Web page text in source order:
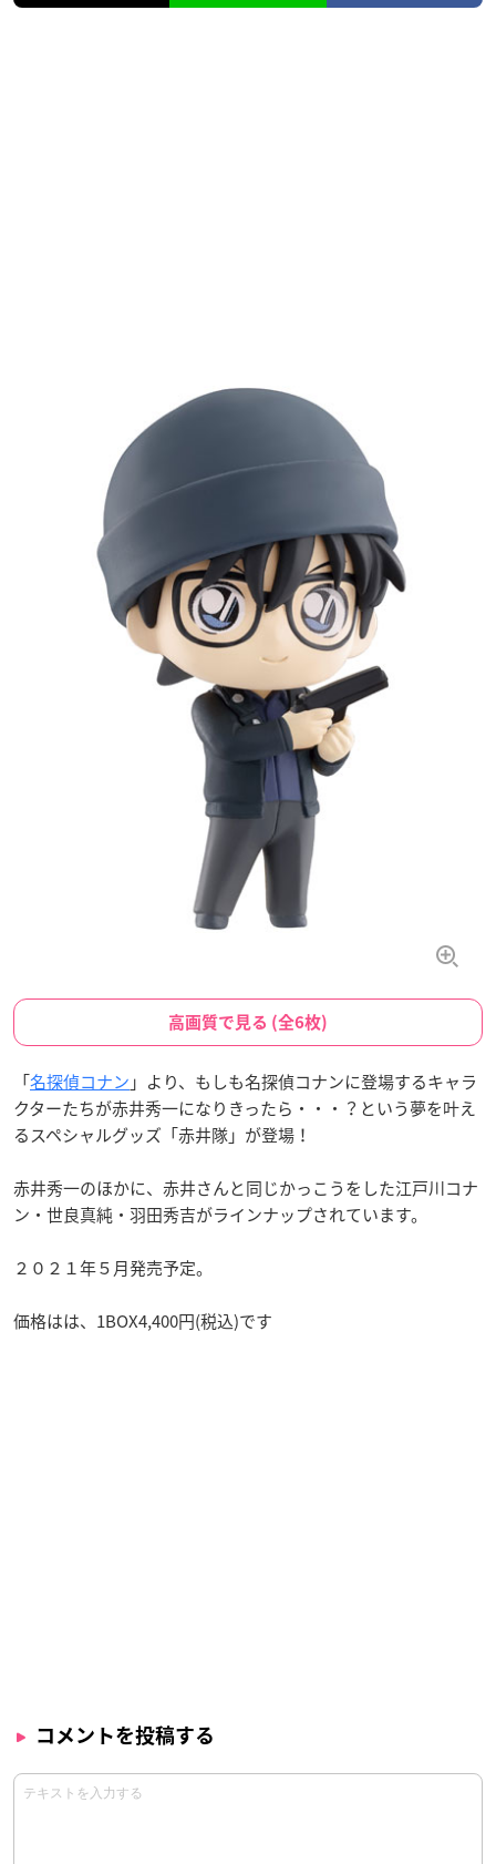
高画質で見る (全6枚)
「名探偵コナン 」より、もしも名探偵コナンに登場するキャラ
クターたちが赤井秀一になりきったら・・・？という夢を叶え
るスペシャルグッズ「赤井隊」が登場！
赤井秀一のほかに、赤井さんと同じかっこうをした江戸川コナ
ン・世良真純・羽田秀吉がラインナップされています。
２０２１年５月発売予定。
価格はは、1BOX4,400円(税込)です
コメントを投稿する